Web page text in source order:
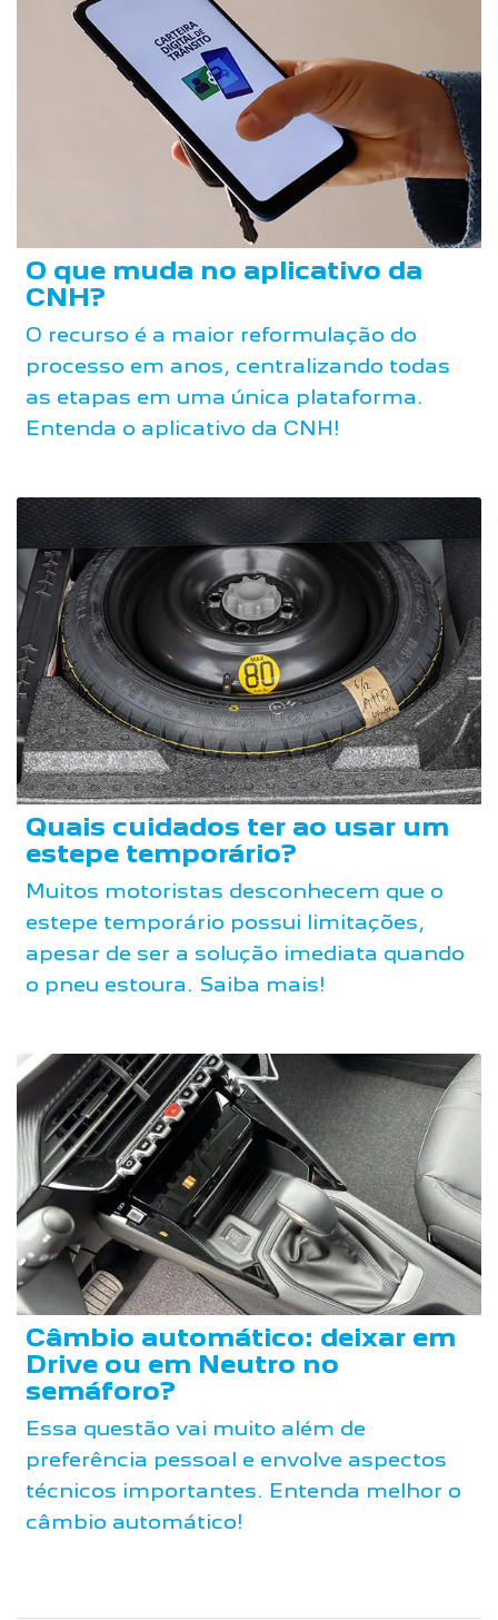
O que muda no aplicativo da
CNH?
O recurso é a maior reformulação do
processo em anos, centralizando todas
as etapas em uma única plataforma.
Entenda o aplicativo da CNH!
Quais cuidados ter ao usar um
estepe temporário?
Muitos motoristas desconhecem que o
estepe temporário possui limitações,
apesar de ser a solução imediata quando
o pneu estoura. Saiba mais!
Câmbio automático: deixar em
Drive ou em Neutro no
semáforo?
Essa questão vai muito além de
preferência pessoal e envolve aspectos
técnicos importantes. Entenda melhor o
câmbio automático!